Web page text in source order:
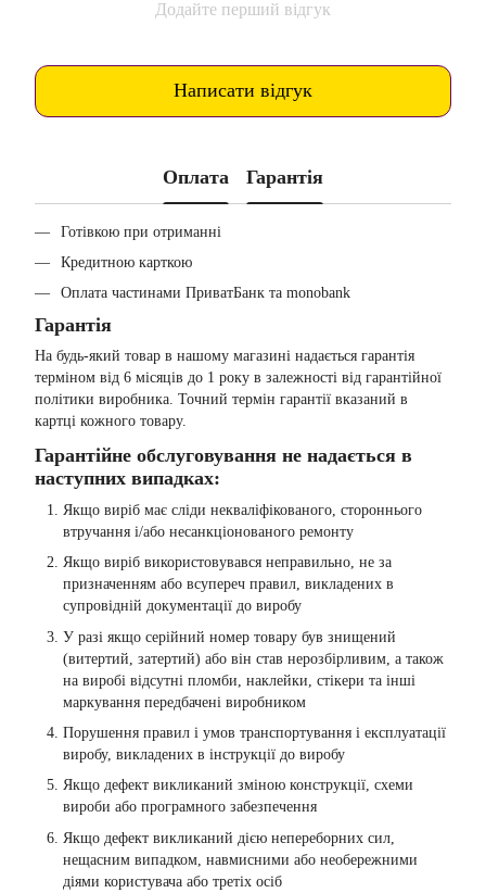
Додайте перший відгук
Написати відгук
Оплата Гарантія
Готівкою при отриманні
Кредитною карткою
Оплата частинами ПриватБанк та monobank
Гарантія
На будь-який товар в нашому магазині надається гарантія
терміном від 6 місяців до 1 року в залежності від гарантійної
політики виробника. Точний термін гарантії вказаний в
картці кожного товару.
Гарантійне обслуговування не надається в
наступних випадках:
Якщо виріб має сліди некваліфікованого, стороннього
втручання і/або несанкціонованого ремонту
Якщо виріб використовувався неправильно, не за
призначенням або всупереч правил, викладених в
супровідній документації до виробу
У разі якщо серійний номер товару був знищений
(витертий, затертий) або він став нерозбірливим, а також
на виробі відсутні пломби, наклейки, стікери та інші
маркування передбачені виробником
Порушення правил і умов транспортування і експлуатації
виробу, викладених в інструкції до виробу
Якщо дефект викликаний зміною конструкції, схеми
вироби або програмного забезпечення
Якщо дефект викликаний дією непереборних сил,
нещасним випадком, навмисними або необережними
діями користувача або третіх осіб